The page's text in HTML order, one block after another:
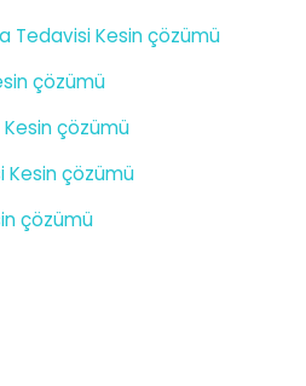
Tedavisi Kesin çözümü
çözümü
Kesin çözümü
Kesin çözümü
çözümü